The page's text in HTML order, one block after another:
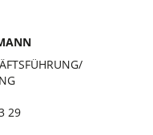
29